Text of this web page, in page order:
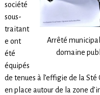
Arrêté
domaine
société
sous-
traitant
e ont
été
équipés
de tenues à l’effigie de la
en place autour de la zone